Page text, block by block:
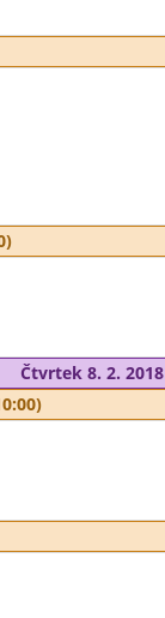
Čtvrtek 8. 2. 2018